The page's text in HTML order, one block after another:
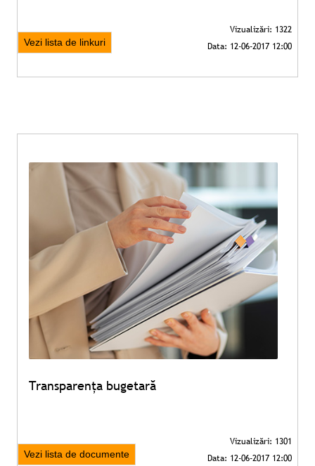
Vezi lista de linkuri
Transparența bugetară
Vezi lista de documente